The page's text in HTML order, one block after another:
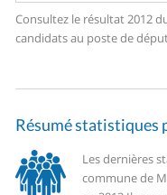
Consultez le résultat 2012
candidats au poste de
Résumé statistiques
Les dernières
commune de